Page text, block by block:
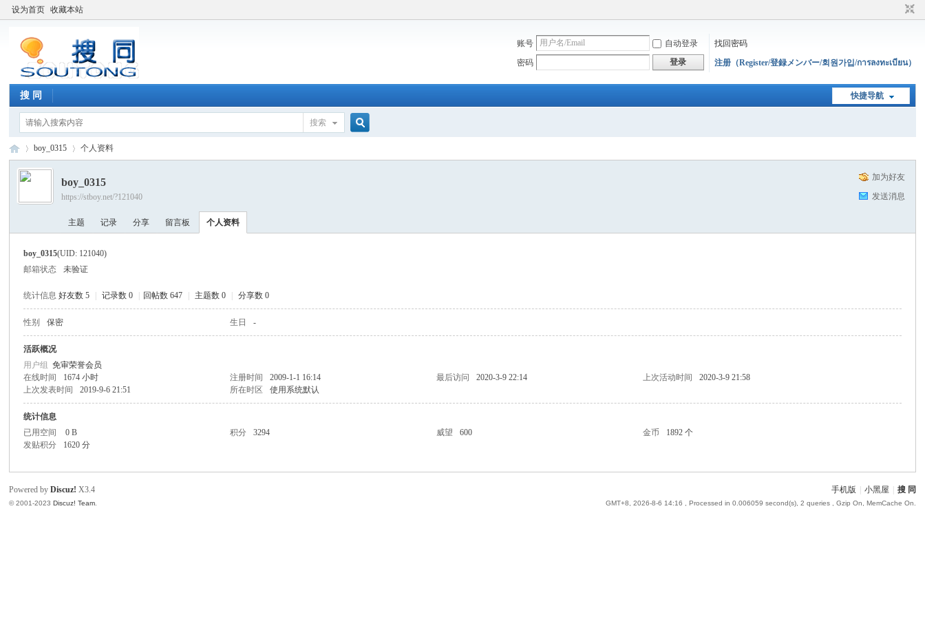
设为首页 收藏本站
账号 自动登录
找回密码
密码
登录 注册（Register/登録メンバー/회원가입/การลงทะเบียน）
快捷导航
搜 同
搜索
›
boy_0315 个人资料
加为好友
发送消息
boy_0315
https://stboy.net/?121040
主题 记录 分享 留言板 个人资料
boy_0315(UID: 121040)
邮箱状态
未验证
统计信息 好友数 5 记录数 0 回帖数 647 主题数 0 分享数 0
性别 保密 生日 -
活跃概况
用户组免审荣誉会员
在线时间
1674 小时 注册时间 2009-1-1 16:14 最后访问 2020-3-9 22:14 上次活动时间
2020-3-9 21:58
上次发表时间
2019-9-6 21:51 所在时区 使用系统默认
统计信息
已用空间
0 B 积分 3294 威望 600 金币
1892 个
发贴积分
1620 分
手机版 小黑屋 搜 同
GMT+8, 2026-8-6 14:16 , Processed in 0.006059 second(s), 2 queries , Gzip On, MemCache On.
Powered byDiscuz! X3.4
© 2001-2023Discuz! Team